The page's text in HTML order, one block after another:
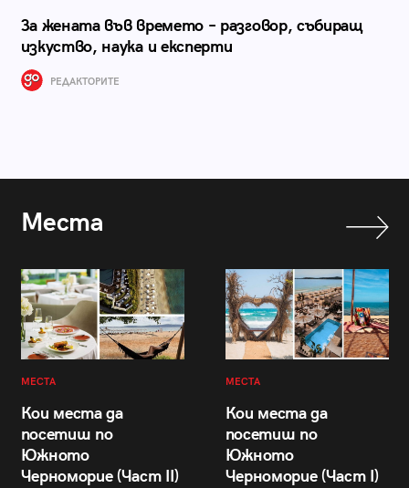
За жената във времето – разговор, събиращ
изкуство, наука и експерти
РЕДАКТОРИТЕ
Места
МЕСТА
Кои места да
посетиш по
Южното
Черноморие (Част II)
МЕСТА
Кои места да
посетиш по
Южното
Черноморие (Част I)